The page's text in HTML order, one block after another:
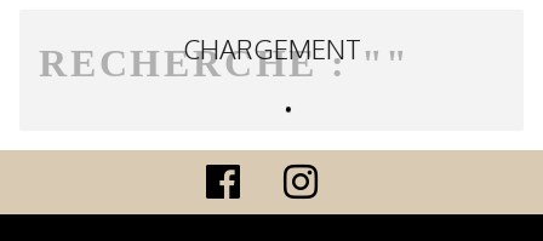
RECHERCHE : " "
CHARGEMENT